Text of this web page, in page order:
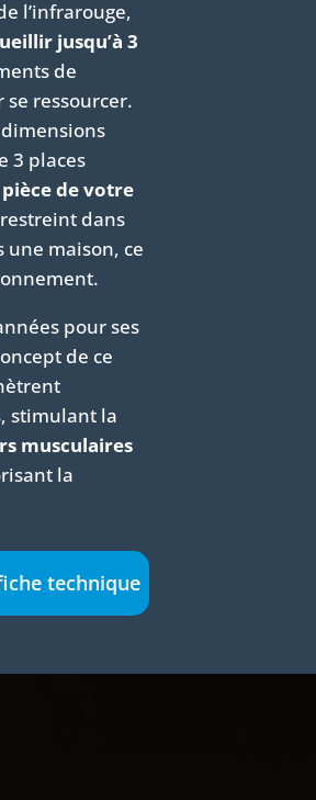
l’infrarouge,
jusqu’à 3
de
ressourcer.
3 places
de votre
restreint dans
une maison, ce
pour ses
de ce
stimulant la
musculaires
la
technique